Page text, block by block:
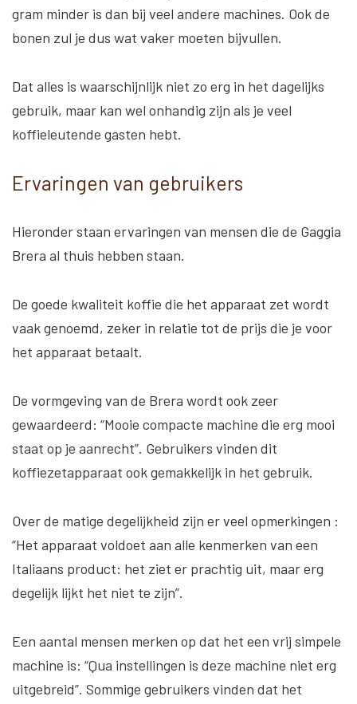
gram minder is dan bij veel andere machines. Ook de
bonen zul je dus wat vaker moeten bijvullen.
Dat alles is waarschijnlijk niet zo erg in het dagelijks
gebruik, maar kan wel onhandig zijn als je veel
koffieleutende gasten hebt.
Ervaringen van gebruikers
Hieronder staan ervaringen van mensen die de Gaggia
Brera al thuis hebben staan.
De goede kwaliteit koffie die het apparaat zet wordt
vaak genoemd, zeker in relatie tot de prijs die je voor
het apparaat betaalt.
De vormgeving van de Brera wordt ook zeer
gewaardeerd: “Mooie compacte machine die erg mooi
staat op je aanrecht”. Gebruikers vinden dit
koffiezetapparaat ookgemakkelijk in het gebruik.
Over de matige degelijkheid zijn er veel opmerkingen :
“Het apparaat voldoet aan alle kenmerken van een
Italiaans product: het ziet er prachtig uit, maar erg
degelijk lijkt het niet te zijn”.
Een aantal mensen merken op dat het een vrij simpele
machine is: “Qua instellingen is deze machine niet erg
uitgebreid”. Sommige gebruikers vinden dat het